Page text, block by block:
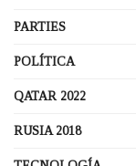
PARTIES
POLÍTICA
QATAR 2022
RUSIA 2018